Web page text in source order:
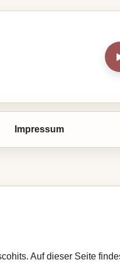
Impressum
Auf dieser Seite